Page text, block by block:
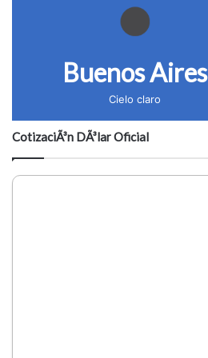
Buenos Aires
Cielo claro
CotizaciÃ³n DÃ³lar Oficial